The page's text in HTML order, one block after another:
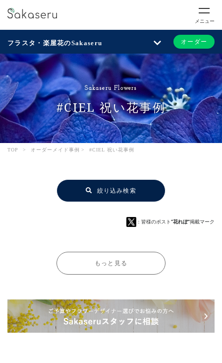
メニュー
フラスタ・楽屋花のSakaseru オーダー
Sakaseru Flowers
#CIEL 祝い花事例
TOP > オーダーメイド事例 > #CIEL 祝い花事例
絞り込み検索
：皆様のポスト“花れぽ”掲載マーク
もっと見る